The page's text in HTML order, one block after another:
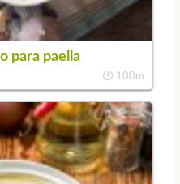
para paella
100m